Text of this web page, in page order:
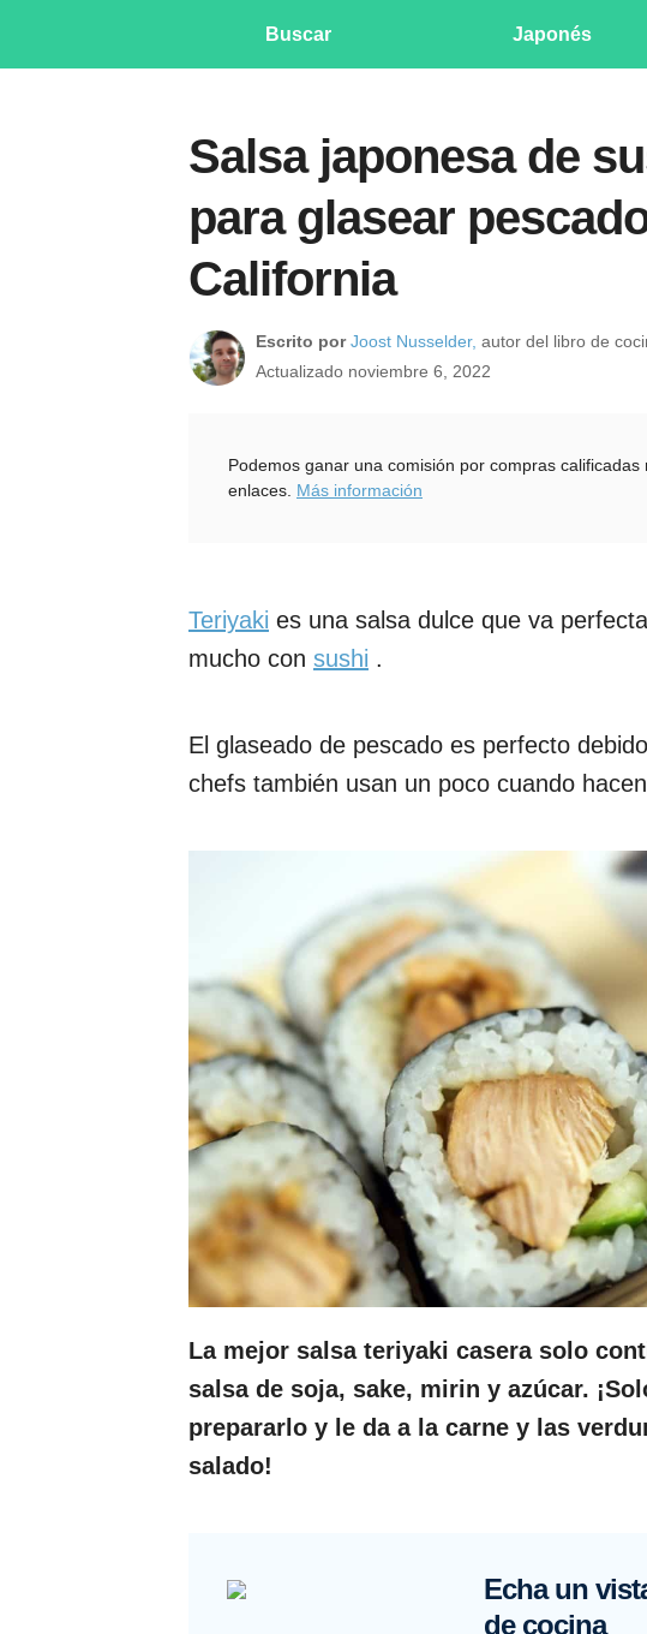
Buscar Japonés
Salsa japonesa de
para glasear
California
Escrito por Joost Nusselder, autor del libro de
Actualizado noviembre 6, 2022
Podemos ganar una comisión por compras
enlaces. Más información
Teriyaki es una salsa dulce que va
mucho con sushi .
El glaseado de pescado es perfecto
chefs también usan un poco cuando
La mejor salsa teriyaki casera solo
salsa de soja, sake, mirin y azúcar.
prepararlo y le da a la carne y las
salado!
Echa un
de cocina